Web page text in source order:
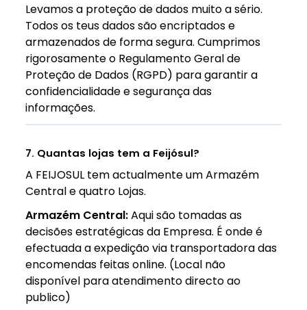
Levamos a proteção de dados muito a sério.
Todos os teus dados são encriptados e
armazenados de forma segura. Cumprimos
rigorosamente o Regulamento Geral de
Proteção de Dados (RGPD) para garantir a
confidencialidade e segurança das
informações.
7. Quantas lojas tem a Feijósul?
A FEIJOSUL tem actualmente um Armazém
Central e quatro Lojas.
Armazém Central:Aqui são tomadas as
decisões estratégicas da Empresa. É onde é
efectuada a expedição via transportadora das
encomendas feitas online. (Local não
disponível para atendimento directo ao
publico)